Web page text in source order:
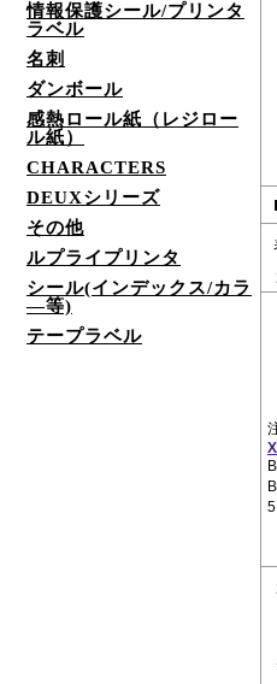
情報保護シール/プリンタ
ラベル
名刺
ダンボール
感熱ロール紙（レジロー
ル紙）
CHARACTERS
DEUXシリーズ
その他
ルプライプリンタ
シール(インデックス/カラ
―等)
テープラベル